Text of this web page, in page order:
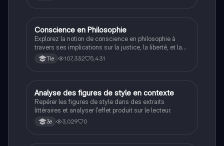
Philosophie
Conscience en Philosophie
Explorez la notion de conscience en philosophie à
travers ses implications sur la justice, la liberté, et la
connaissance. Cette fiche de révision aborde les
débats philosophiques sur la conscience, le cogito, et
étudiants en philosophie cherchant à approfondir leur
compréhension des enjeux éthiques et existentiels.
Tle 107,332 5,431
AFrançais
Analyse des figures de style en contexte
Repérer les figures de style dans des extraits
littéraires et analyser l'effet produit sur le lecteur.
3e 3,029 0